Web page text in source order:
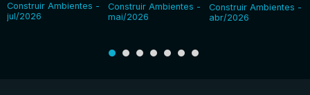
Construir Ambientes -
jul/2026
Construir Ambientes -
mai/2026
Construir Ambientes -
abr/2026